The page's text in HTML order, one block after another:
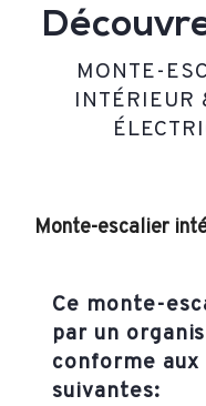
MONTE-
INTÉRIEUR
Monte-escalier
Ce monte-
par un
conforme
suivantes: